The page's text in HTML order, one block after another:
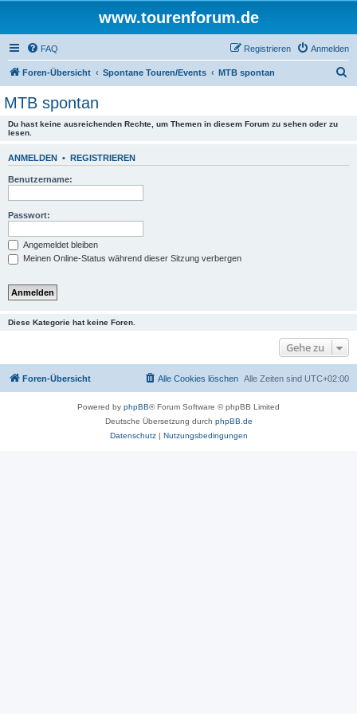
www.tourenforum.de
FAQ Anmelden
Registrieren
Foren-Übersicht Spontane Touren/Events MTB spontan
MTB spontan
Du hast keine ausreichenden Rechte, um Themen in diesem Forum zu sehen oder zu
lesen.
ANMELDEN • REGISTRIEREN
Benutzername:
Passwort:
Angemeldet bleiben
Meinen Online-Status während dieser Sitzung verbergen
Diese Kategorie hat keine Foren.
Gehe zu
Foren-Übersicht Alle Zeiten sind UTC+02:00
Alle Cookies löschen
Powered by phpBB® Forum Software © phpBB Limited
Deutsche Übersetzung durch phpBB.de
Datenschutz| Nutzungsbedingungen